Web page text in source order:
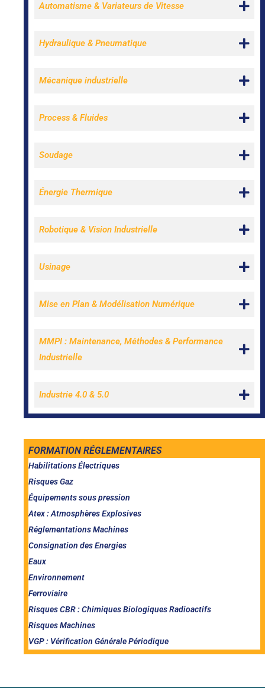
Automatisme & Variateurs de Vitesse
Hydraulique & Pneumatique
Mécanique industrielle
Process & Fluides
Soudage
Énergie Thermique
Robotique & Vision Industrielle
Usinage
Mise en Plan & Modélisation Numérique
MMPI : Maintenance, Méthodes & Performance
Industrielle
Industrie 4.0 & 5.0
FORMATION RÉGLEMENTAIRES
Habilitations Électriques
Risques Gaz
Équipements sous pression
Atex : Atmosphères Explosives
Réglementations Machines
Consignation des Energies
Eaux
Environnement
Ferroviaire
Risques CBR : Chimiques Biologiques Radioactifs
Risques Machines
VGP : Vérification Générale Périodique